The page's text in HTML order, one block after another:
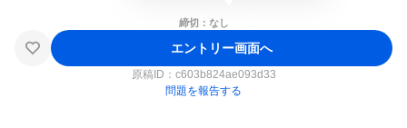
締切：なし
エントリー画面へ
原稿ID： c603b824ae093d33
問題を報告する